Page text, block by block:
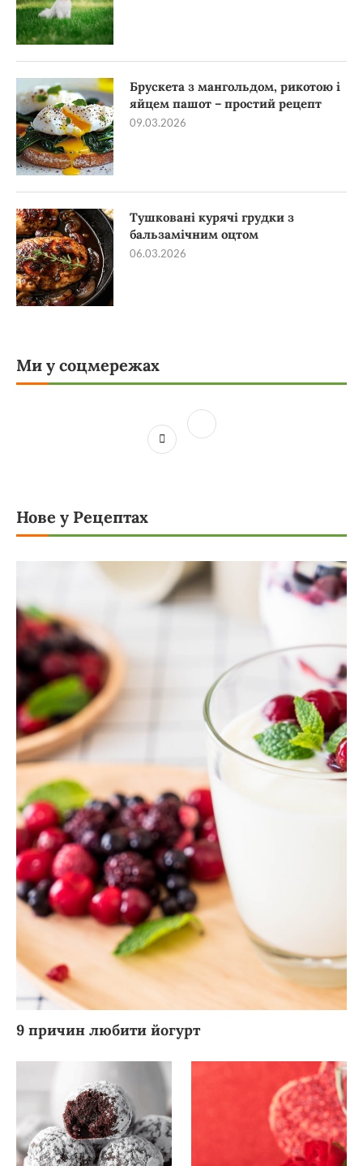
Брускета з мангольдом, рикотою і
яйцем пашот – простий рецепт
09.03.2026
Тушковані курячі грудки з
бальзамічним оцтом
06.03.2026
Ми у соцмережах
Нове у Рецептах
9 причин любити йогурт